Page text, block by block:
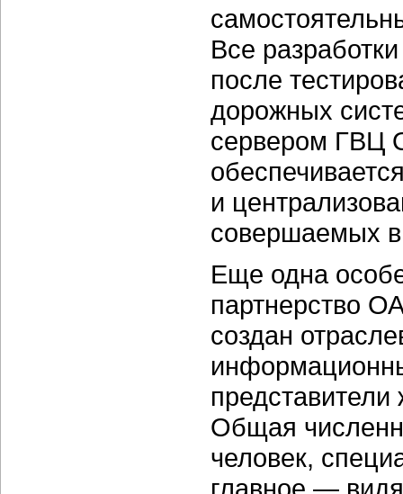
Все
после
дорожных
сервером ГВЦ
и
совершаемых
Еще одна
партнерство
создан
Общая
человек,